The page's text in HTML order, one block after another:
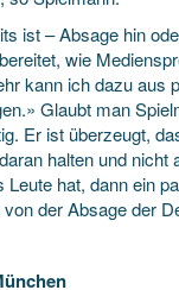
ist – Absage hin
wie
kann ich dazu aus
Glaubt man
Er ist überzeugt,
halten und nicht
Leute hat, dann ein
der Absage der